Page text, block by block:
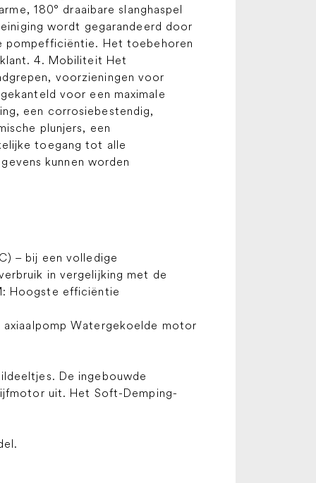
180° draaibare slanghaspel
wordt gegarandeerd door
pompefficiëntie. Het toebehoren
4. Mobiliteit Het
voorzieningen voor
voor een maximale
een corrosiebestendig,
plunjers, een
toegang tot alle
kunnen worden
– bij een volledige
in vergelijking met de
Hoogste efficiëntie
Watergekoelde motor
De ingebouwde
uit. Het Soft-Demping-